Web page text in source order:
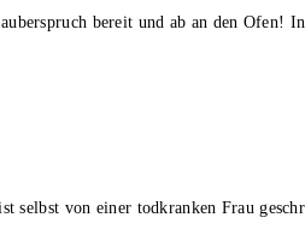
bereit und ab an den Ofen!
selbst von einer todkranken Frau